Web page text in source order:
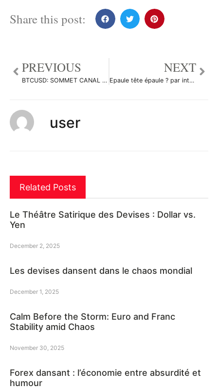
Share this post:
PREVIOUS
BTCUSD: SOMMET CANAL RE-CASSÉ à la hausse en W – BON SIGNAL ! par Flying_to_Jupiter
NEXT
Epaule tête épaule ? par intelligentDia71178
user
Related Posts
Le Théâtre Satirique des Devises : Dollar vs.
Yen
December 2, 2025
Les devises dansent dans le chaos mondial
December 1, 2025
Calm Before the Storm: Euro and Franc
Stability amid Chaos
November 30, 2025
Forex dansant : l’économie entre absurdité et
humour